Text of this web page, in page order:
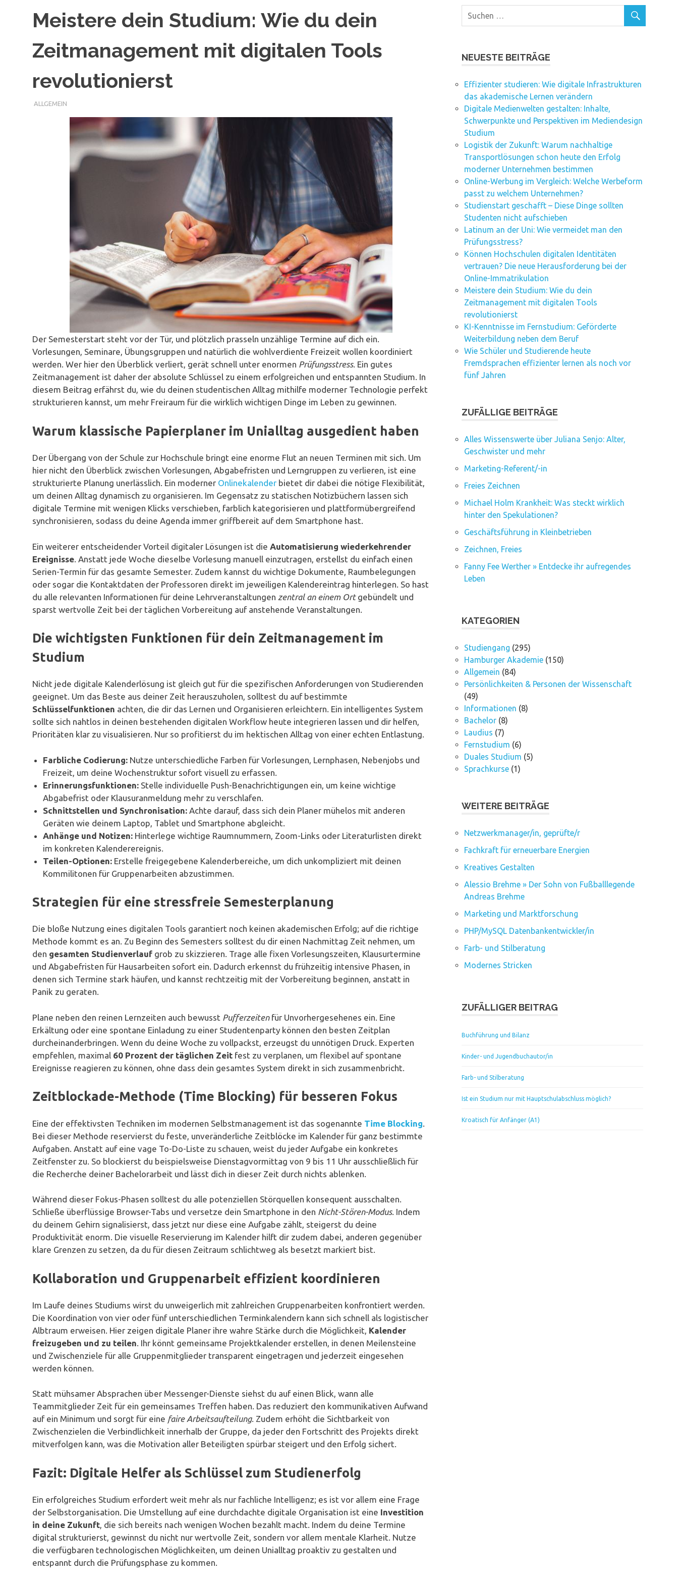
Meistere dein Studium: Wie du dein
Zeitmanagement mit digitalen Tools
revolutionierst
ALLGEMEIN
Der Semesterstart steht vor der Tür, und plötzlich prasseln unzählige Termine auf dich ein.
Vorlesungen, Seminare, Übungsgruppen und natürlich die wohlverdiente Freizeit wollen koordiniert
werden. Wer hier den Überblick verliert, gerät schnell unter enormen Prüfungsstress. Ein gutes
Zeitmanagement ist daher der absolute Schlüssel zu einem erfolgreichen und entspannten Studium. In
diesem Beitrag erfährst du, wie du deinen studentischen Alltag mithilfe moderner Technologie perfekt
strukturieren kannst, um mehr Freiraum für die wirklich wichtigen Dinge im Leben zu gewinnen.
Warum klassische Papierplaner im Unialltag ausgedient haben
Der Übergang von der Schule zur Hochschule bringt eine enorme Flut an neuen Terminen mit sich. Um
hier nicht den Überblick zwischen Vorlesungen, Abgabefristen und Lerngruppen zu verlieren, ist eine
strukturierte Planung unerlässlich. Ein moderner Onlinekalender bietet dir dabei die nötige Flexibilität,
um deinen Alltag dynamisch zu organisieren. Im Gegensatz zu statischen Notizbüchern lassen sich
digitale Termine mit wenigen Klicks verschieben, farblich kategorisieren und plattformübergreifend
synchronisieren, sodass du deine Agenda immer griffbereit auf dem Smartphone hast.
Ein weiterer entscheidender Vorteil digitaler Lösungen ist die Automatisierung wiederkehrender
Ereignisse . Anstatt jede Woche dieselbe Vorlesung manuell einzutragen, erstellst du einfach einen
Serien-Termin für das gesamte Semester. Zudem kannst du wichtige Dokumente, Raumbelegungen
oder sogar die Kontaktdaten der Professoren direkt im jeweiligen Kalendereintrag hinterlegen. So hast
du alle relevanten Informationen für deine Lehrveranstaltungen zentral an einem Ortgebündelt und
sparst wertvolle Zeit bei der täglichen Vorbereitung auf anstehende Veranstaltungen.
Die wichtigsten Funktionen für dein Zeitmanagement im
Studium
Nicht jede digitale Kalenderlösung ist gleich gut für die spezifischen Anforderungen von Studierenden
geeignet. Um das Beste aus deiner Zeit herauszuholen, solltest du auf bestimmte
Schlüsselfunktionen achten, die dir das Lernen und Organisieren erleichtern. Ein intelligentes System
sollte sich nahtlos in deinen bestehenden digitalen Workflow heute integrieren lassen und dir helfen,
Prioritäten klar zu visualisieren. Nur so profitierst du im hektischen Alltag von einer echten Entlastung.
Farbliche Codierung: Nutze unterschiedliche Farben für Vorlesungen, Lernphasen, Nebenjobs und
Freizeit, um deine Wochenstruktur sofort visuell zu erfassen.
Erinnerungsfunktionen: Stelle individuelle Push-Benachrichtigungen ein, um keine wichtige
Abgabefrist oder Klausuranmeldung mehr zu verschlafen.
Schnittstellen und Synchronisation: Achte darauf, dass sich dein Planer mühelos mit anderen
Geräten wie deinem Laptop, Tablet und Smartphone abgleicht.
Anhänge und Notizen: Hinterlege wichtige Raumnummern, Zoom-Links oder Literaturlisten direkt
im konkreten Kalenderereignis.
Teilen-Optionen: Erstelle freigegebene Kalenderbereiche, um dich unkompliziert mit deinen
Kommilitonen für Gruppenarbeiten abzustimmen.
Strategien für eine stressfreie Semesterplanung
Die bloße Nutzung eines digitalen Tools garantiert noch keinen akademischen Erfolg; auf die richtige
Methode kommt es an. Zu Beginn des Semesters solltest du dir einen Nachmittag Zeit nehmen, um
den gesamten Studienverlauf grob zu skizzieren. Trage alle fixen Vorlesungszeiten, Klausurtermine
und Abgabefristen für Hausarbeiten sofort ein. Dadurch erkennst du frühzeitig intensive Phasen, in
denen sich Termine stark häufen, und kannst rechtzeitig mit der Vorbereitung beginnen, anstatt in
Panik zu geraten.
Plane neben den reinen Lernzeiten auch bewusst Pufferzeitenfür Unvorhergesehenes ein. Eine
Erkältung oder eine spontane Einladung zu einer Studentenparty können den besten Zeitplan
durcheinanderbringen. Wenn du deine Woche zu vollpackst, erzeugst du unnötigen Druck. Experten
empfehlen, maximal 60 Prozent der täglichen Zeit fest zu verplanen, um flexibel auf spontane
Ereignisse reagieren zu können, ohne dass dein gesamtes System direkt in sich zusammenbricht.
Zeitblockade-Methode (Time Blocking) für besseren Fokus
Eine der effektivsten Techniken im modernen Selbstmanagement ist das sogenannte Time Blocking
Bei dieser Methode reservierst du feste, unveränderliche Zeitblöcke im Kalender für ganz bestimmte
Aufgaben. Anstatt auf eine vage To-Do-Liste zu schauen, weist du jeder Aufgabe ein konkretes
Zeitfenster zu. So blockierst du beispielsweise Dienstagvormittag von 9 bis 11 Uhr ausschließlich für
die Recherche deiner Bachelorarbeit und lässt dich in dieser Zeit durch nichts ablenken.
Während dieser Fokus-Phasen solltest du alle potenziellen Störquellen konsequent ausschalten.
Schließe überflüssige Browser-Tabs und versetze dein Smartphone in den Nicht-Stören-Modus. Indem
du deinem Gehirn signalisierst, dass jetzt nur diese eine Aufgabe zählt, steigerst du deine
Produktivität enorm. Die visuelle Reservierung im Kalender hilft dir zudem dabei, anderen gegenüber
klare Grenzen zu setzen, da du für diesen Zeitraum schlichtweg als besetzt markiert bist.
Kollaboration und Gruppenarbeit effizient koordinieren
Im Laufe deines Studiums wirst du unweigerlich mit zahlreichen Gruppenarbeiten konfrontiert werden.
Die Koordination von vier oder fünf unterschiedlichen Terminkalendern kann sich schnell als logistischer
Albtraum erweisen. Hier zeigen digitale Planer ihre wahre Stärke durch die Möglichkeit, Kalender
freizugeben und zu teilen . Ihr könnt gemeinsame Projektkalender erstellen, in denen Meilensteine
und Zwischenziele für alle Gruppenmitglieder transparent eingetragen und jederzeit eingesehen
werden können.
Statt mühsamer Absprachen über Messenger-Dienste siehst du auf einen Blick, wann alle
Teammitglieder Zeit für ein gemeinsames Treffen haben. Das reduziert den kommunikativen Aufwand
auf ein Minimum und sorgt für eine faire Arbeitsaufteilung. Zudem erhöht die Sichtbarkeit von
Zwischenzielen die Verbindlichkeit innerhalb der Gruppe, da jeder den Fortschritt des Projekts direkt
mitverfolgen kann, was die Motivation aller Beteiligten spürbar steigert und den Erfolg sichert.
Fazit: Digitale Helfer als Schlüssel zum Studienerfolg
Ein erfolgreiches Studium erfordert weit mehr als nur fachliche Intelligenz; es ist vor allem eine Frage
der Selbstorganisation. Die Umstellung auf eine durchdachte digitale Organisation ist eine Investition
in deine Zukunft, die sich bereits nach wenigen Wochen bezahlt macht. Indem du deine Termine
digital strukturierst, gewinnst du nicht nur wertvolle Zeit, sondern vor allem mentale Klarheit. Nutze
die verfügbaren technologischen Möglichkeiten, um deinen Unialltag proaktiv zu gestalten und
entspannt durch die Prüfungsphase zu kommen.
NEUESTE BEITRÄGE
Effizienter studieren: Wie digitale Infrastrukturen
das akademische Lernen verändern
Digitale Medienwelten gestalten: Inhalte,
Schwerpunkte und Perspektiven im Mediendesign
Studium
Logistik der Zukunft: Warum nachhaltige
Transportlösungen schon heute den Erfolg
moderner Unternehmen bestimmen
Online-Werbung im Vergleich: Welche Werbeform
passt zu welchem Unternehmen?
Studienstart geschafft – Diese Dinge sollten
Studenten nicht aufschieben
Latinum an der Uni: Wie vermeidet man den
Prüfungsstress?
Können Hochschulen digitalen Identitäten
vertrauen? Die neue Herausforderung bei der
Online-Immatrikulation
Meistere dein Studium: Wie du dein
Zeitmanagement mit digitalen Tools
revolutionierst
KI-Kenntnisse im Fernstudium: Geförderte
Weiterbildung neben dem Beruf
Wie Schüler und Studierende heute
Fremdsprachen effizienter lernen als noch vor
fünf Jahren
ZUFÄLLIGE BEITRÄGE
Alles Wissenswerte über Juliana Senjo: Alter,
Geschwister und mehr
Marketing-Referent/-in
Freies Zeichnen
Michael Holm Krankheit: Was steckt wirklich
hinter den Spekulationen?
Geschäftsführung in Kleinbetrieben
Zeichnen, Freies
Fanny Fee Werther » Entdecke ihr aufregendes
Leben
KATEGORIEN
Studiengang (295)
Hamburger Akademie (150)
Allgemein (84)
Persönlichkeiten & Personen der Wissenschaft
(49)
Informationen (8)
Bachelor (8)
Laudius (7)
Fernstudium (6)
Duales Studium (5)
Sprachkurse (1)
WEITERE BEITRÄGE
Netzwerkmanager/in, geprüfte/r
Fachkraft für erneuerbare Energien
Kreatives Gestalten
Alessio Brehme » Der Sohn von Fußballlegende
Andreas Brehme
Marketing und Marktforschung
PHP/MySQL Datenbankentwickler/in
Farb- und Stilberatung
Modernes Stricken
ZUFÄLLIGER BEITRAG
Buchführung und Bilanz
Kinder- und Jugendbuchautor/in
Farb- und Stilberatung
Ist ein Studium nur mit Hauptschulabschluss möglich?
Kroatisch für Anfänger (A1)